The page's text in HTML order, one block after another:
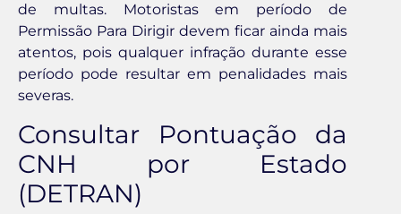
de multas. Motoristas em período de
Permissão Para Dirigir devem ficar ainda mais
atentos, pois qualquer infração durante esse
período pode resultar em penalidades mais
severas.
Consultar Pontuação da
CNH por Estado
(DETRAN)